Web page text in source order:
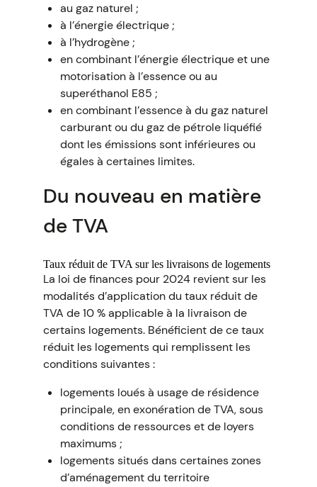
au gaz naturel ;
à l’énergie électrique ;
à l’hydrogène ;
en combinant l’énergie électrique et une
motorisation à l’essence ou au
superéthanol E85 ;
en combinant l’essence à du gaz naturel
carburant ou du gaz de pétrole liquéfié
dont les émissions sont inférieures ou
égales à certaines limites.
Du nouveau en matière
de TVA
Taux réduit de TVA sur les livraisons de logements
La loi de finances pour 2024 revient sur les
modalités d’application du taux réduit de
TVA de 10 % applicable à la livraison de
certains logements. Bénéficient de ce taux
réduit les logements qui remplissent les
conditions suivantes :
logements loués à usage de résidence
principale, en exonération de TVA, sous
conditions de ressources et de loyers
maximums ;
logements situés dans certaines zones
d’aménagement du territoire